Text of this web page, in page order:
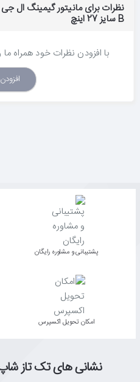
B سایز 27 اینچ
با افزودن نظرات خود همراه ما
پشتیبانی و مشاوره رایگان
اﻣﮑﺎن ﺗﺤﻮﯾﻞ اﮐﺴﭙﺮس
نشانی های تک تاز